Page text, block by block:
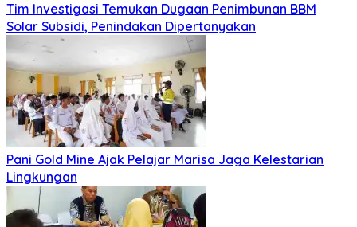
Tim Investigasi Temukan Dugaan Penimbunan BBM
Solar Subsidi, Penindakan Dipertanyakan
Pani Gold Mine Ajak Pelajar Marisa Jaga Kelestarian
Lingkungan